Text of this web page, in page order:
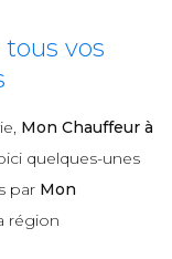
vos
Mon Chauffeur à
quelques-unes
par Mon
région